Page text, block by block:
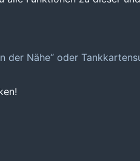
der Nähe“ oder